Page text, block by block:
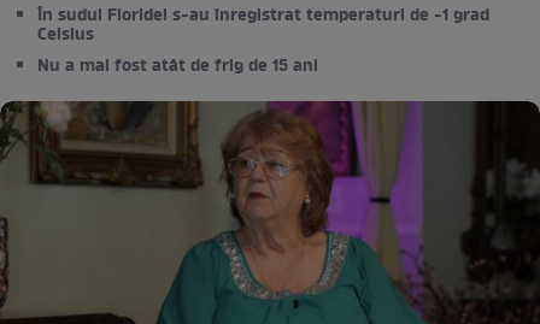
În sudul Floridei s-au înregistrat temperaturi de -1 grad
Celsius
Nu a mai fost atât de frig de 15 ani